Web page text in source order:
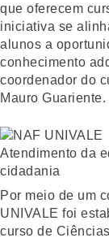
que oferecem
iniciativa se
alunos a
conhecimento
coordenador do
Mauro Guariente.
Atendimento da
cidadania
Por meio de um
UNIVALE foi
curso de